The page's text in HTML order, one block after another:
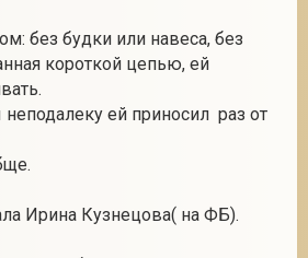
без будки или навеса, без
короткой цепью, ей
ей приносил раз от
Ирина Кузнецова( на ФБ).